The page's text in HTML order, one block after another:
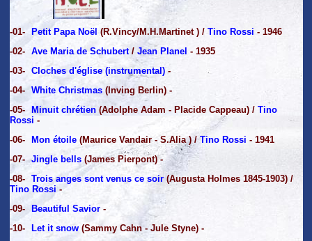
-01- Petit Papa Noël (R.Vincy/M.H.Martinet ) / Tino Rossi - 1946
-02-
Ave Maria de Schubert/ Jean Planel - 1935
-03-
Cloches d'église (instrumental)-
-04-
White Christmas(Inving Berlin) -
-05-
Minuit chrétien(Adolphe Adam - Placide Cappeau) / Tino
Rossi -
-06-
Mon étoile(Maurice Vandair - S.Alia ) /Tino Rossi - 1941
-07- Jingle bells (James Pierpont) -
-08-
Trois anges sont venus ce soir(Augusta Holmes 1845-1903) /
Tino Rossi -
-09-
Beautiful Savior-
-10-
Let it snow(Sammy Cahn - Jule Styne) -